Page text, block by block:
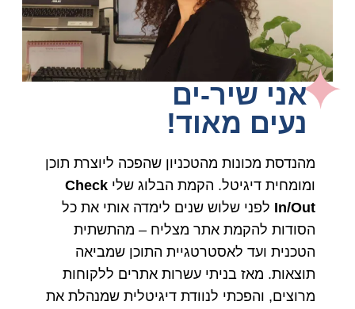
אני שיר-ים
נעים מאוד!
מהנדסת מכונות מהטכניון שהפכה ליוצרת תוכן
ומומחית דיגיטל. הקמת הבלוג שלי Check
In/Out לפני שלוש שנים לימדה אותי את כל
הסודות להקמת אתר מצליח – מהתשתית
הטכנית ועד לאסטרטגיית התוכן שמביאה
תוצאות. מאז בניתי עשרות אתרים ללקוחות
מרוצים, והפכתי לנוודת דיגיטלית שמנהלת את